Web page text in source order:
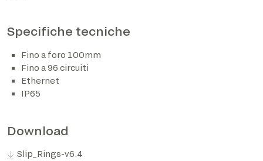
Specifiche tecniche
Fino a foro 100mm
Fino a 96 circuiti
Ethernet
IP65
Download
Slip_Rings-v6.4
acconsento al trattamento dei dati personali sulla base
Acconsento al trattamento dei dati per le finalità
descritte al punto 2 dell’informativa privacy (attività di
marketing e newsletter).
*The marked fields are required